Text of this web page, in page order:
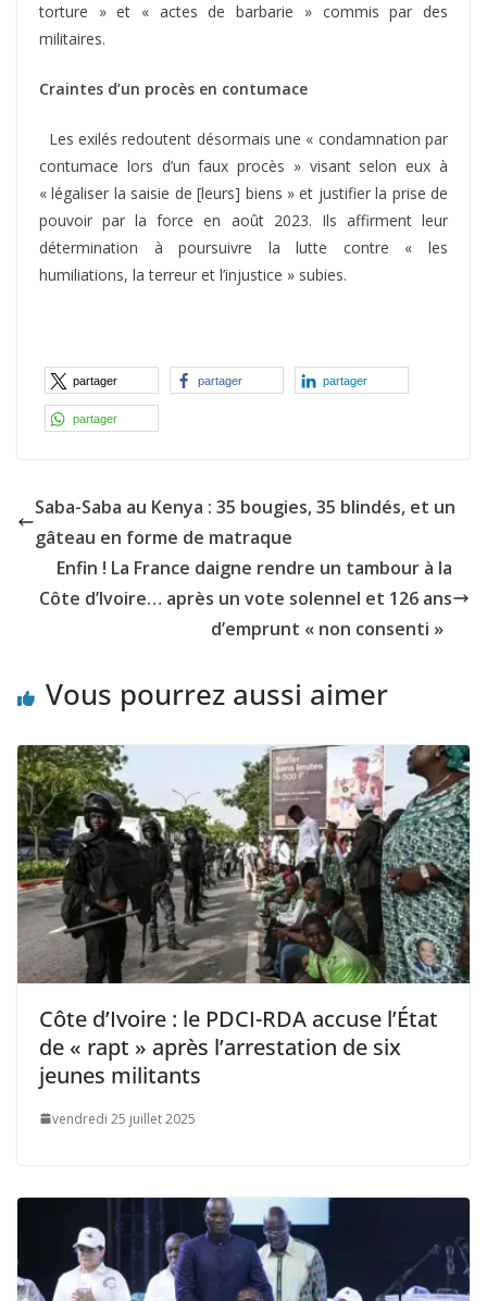
torture » et « actes de barbarie » commis par des
militaires.
Craintes d’un procès en contumace
Les exilés redoutent désormais une « condamnation par
contumace lors d’un faux procès » visant selon eux à
« légaliser la saisie de [leurs] biens » et justifier la prise de
pouvoir par la force en août 2023. Ils affirment leur
détermination à poursuivre la lutte contre « les
humiliations, la terreur et l’injustice » subies.
partager partager partager
partager
Saba-Saba au Kenya : 35 bougies, 35 blindés, et un
gâteau en forme de matraque
Enfin ! La France daigne rendre un tambour à la
Côte d’Ivoire… après un vote solennel et 126 ans
d’emprunt « non consenti »
Vous pourrez aussi aimer
Côte d’Ivoire : le PDCI-RDA accuse l’État
de « rapt » après l’arrestation de six
jeunes militants
vendredi 25 juillet 2025